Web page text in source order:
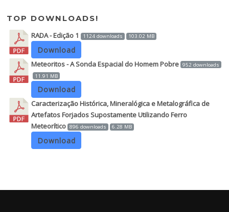
TOP DOWNLOADS!
RADA - Edição 1 1124 downloads 103.02 MB
Download
Meteoritos - A Sonda Espacial do Homem Pobre 952 downloads
11.91 MB
Download
Caracterização Histórica, Mineralógica e Metalográfica de
Artefatos Forjados Supostamente Utilizando Ferro
Meteorítico 896 downloads 6.28 MB
Download